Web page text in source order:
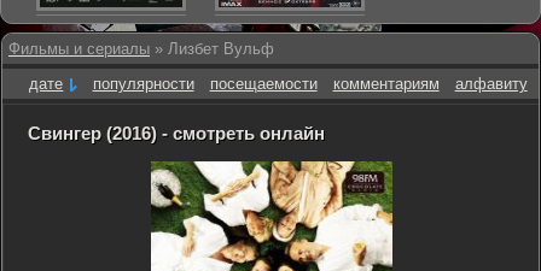
Фильмы и сериалы » Лизбет Вульф
дате
популярности посещаемости комментариям алфавиту
Свингер (2016) - смотреть онлайн